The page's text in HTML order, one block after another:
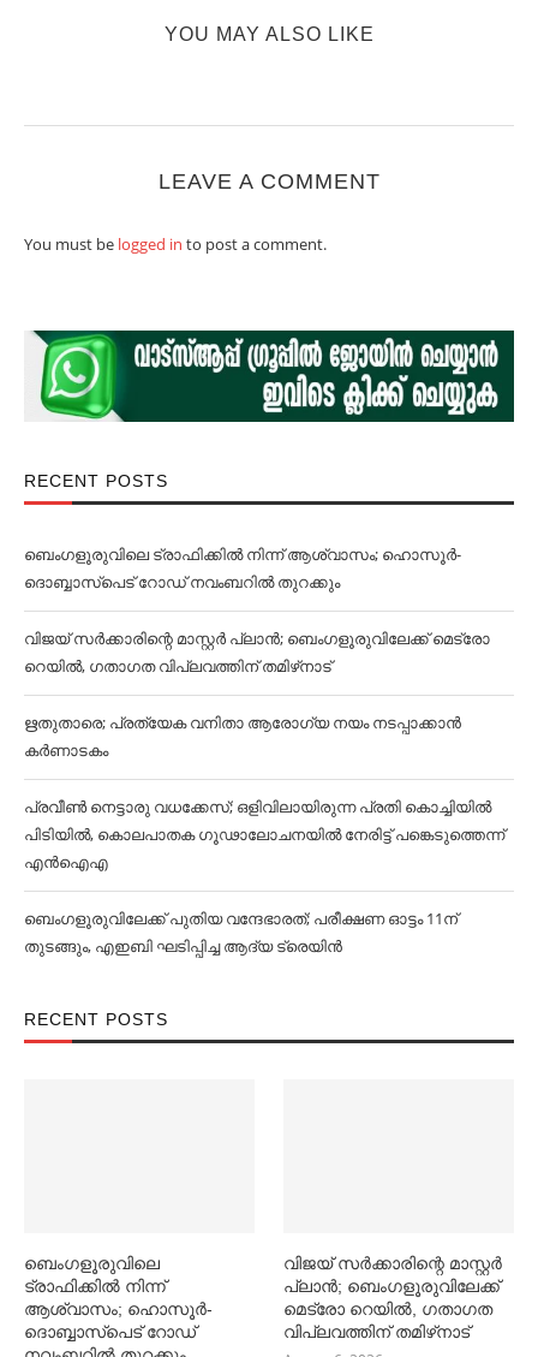
YOU MAY ALSO LIKE
LEAVE A COMMENT
You must be logged in to post a comment.
RECENT POSTS
ബെംഗളൂരുവിലെ ട്രാഫിക്കില്‍ നിന്ന് ആശ്വാസം; ഹൊസൂര്‍-
ദൊബ്ബാസ്പെട് റോഡ് നവംബറില്‍ തുറക്കും
വിജയ് സര്‍ക്കാരിന്റെ മാസ്റ്റര്‍ പ്ലാന്‍; ബെംഗളൂരുവിലേക്ക് മെട്രോ
റെയില്‍, ഗതാഗത വിപ്ലവത്തിന് തമിഴ്‌നാട്
ഋതുതാരെ; പ്രത്യേക വനിതാ ആരോഗ്യ നയം നടപ്പാക്കാൻ
കര്‍ണാടകം
പ്രവീൺ നെട്ടാരു വധക്കേസ്; ഒളിവിലായിരുന്ന പ്രതി കൊച്ചിയിൽ
പിടിയിൽ, കൊലപാതക ഗൂഢാലോചനയിൽ നേരിട്ട് പങ്കെടുത്തെന്ന്
എൻഐഎ
ബെംഗളൂരുവിലേക്ക് പുതിയ വന്ദേഭാരത്; പരീക്ഷണ ഓട്ടം 11ന്
തുടങ്ങും, എഇബി ഘടിപ്പിച്ച ആദ്യ ട്രെയിന്‍
RECENT POSTS
ബെംഗളൂരുവിലെ
ട്രാഫിക്കില്‍ നിന്ന്
ആശ്വാസം; ഹൊസൂര്‍-
ദൊബ്ബാസ്പെട് റോഡ്
വിജയ് സര്‍ക്കാരിന്റെ മാസ്റ്റര്‍
പ്ലാന്‍; ബെംഗളൂരുവിലേക്ക്
മെട്രോ റെയില്‍, ഗതാഗത
വിപ്ലവത്തിന് തമിഴ്‌നാട്